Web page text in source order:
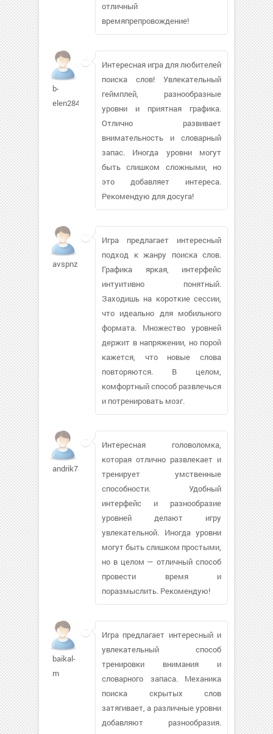
отличный
времяпрепровождение!
b-
elen284
Интересная игра для любителей
поиска слов! Увлекательный
геймплей, разнообразные
уровни и приятная графика.
Отлично развивает
внимательность и словарный
запас. Иногда уровни могут
быть слишком сложными, но
это добавляет интереса.
Рекомендую для досуга!
avspnz
Игра предлагает интересный
подход к жанру поиска слов.
Графика яркая, интерфейс
интуитивно понятный.
Заходишь на короткие сессии,
что идеально для мобильного
формата. Множество уровней
держит в напряжении, но порой
кажется, что новые слова
повторяются. В целом,
комфортный способ развлечься
и потренировать мозг.
andrik78
Интересная головоломка,
которая отлично развлекает и
тренирует умственные
способности. Удобный
интерфейс и разнообразие
уровней делают игру
увлекательной. Иногда уровни
могут быть слишком простыми,
но в целом — отличный способ
провести время и
поразмыслить. Рекомендую!
baikal-
m
Игра предлагает интересный и
увлекательный способ
тренировки внимания и
словарного запаса. Механика
поиска скрытых слов
затягивает, а различные уровни
добавляют разнообразия.